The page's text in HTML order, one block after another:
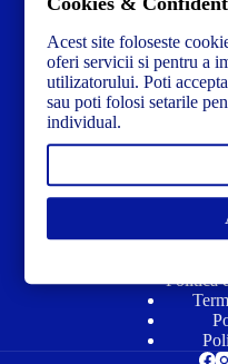
Politică
Acest site foloseste
oferi servicii si pentru a
utilizatorului. Poti
sau poti folosi setarile
individual.